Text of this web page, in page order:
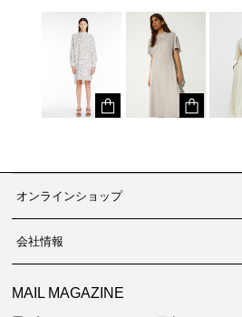
オンラインショップ
会社情報
MAIL MAGAZINE